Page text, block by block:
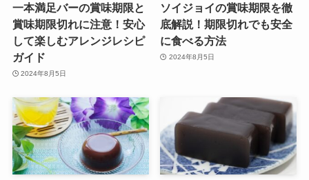
一本満足バーの賞味期限と
賞味期限切れに注意！安心
して楽しむアレンジレシピ
ガイド
2024年8月5日
ソイジョイの賞味期限を徹
底解説！期限切れでも安全
に食べる方法
2024年8月5日